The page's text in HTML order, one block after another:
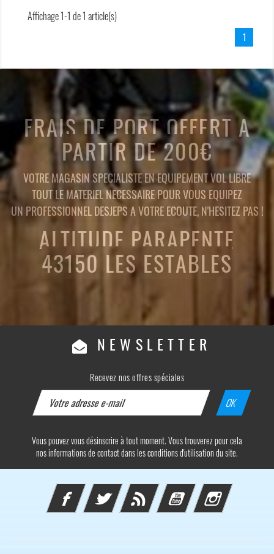
Affichage 1-1 de 1 article(s)
1
FRAIS DE PORT OFFERT A
PARTIR DE 200€
VOTRE MAGASIN SPECIALISTE EN EQUIPEMENT VOL LIBRE
TOUT LE MATERIEL NECESSAIRE POUR VOUS EQUIPEZ
UN PROFESSIONNEL DESJEPS A VOTRE ECOUTE, N'HESITEZ PAS !
ALTITUDE PARAPENTE
43150 LES ESTABLES
NEWSLETTER
Recevez nos offres spéciales
Vous pouvez vous désinscrire à tout moment. Vous trouverez pour cela
nos informations de contact dans les conditions d'utilisation du site.
FacebookTwitter Rss YouTube Instagram